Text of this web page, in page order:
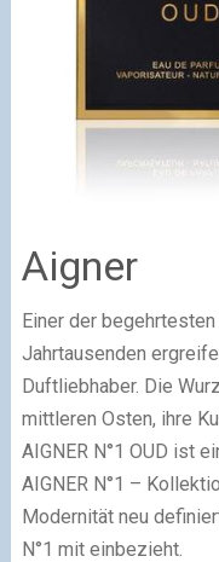
Aigner
Einer der
Jahrtausenden
Duftliebhaber. Die
mittleren Osten, ihre
AIGNER N°1 OUD ist
AIGNER N°1 –
Modernität neu
N°1 mit einbezieht.